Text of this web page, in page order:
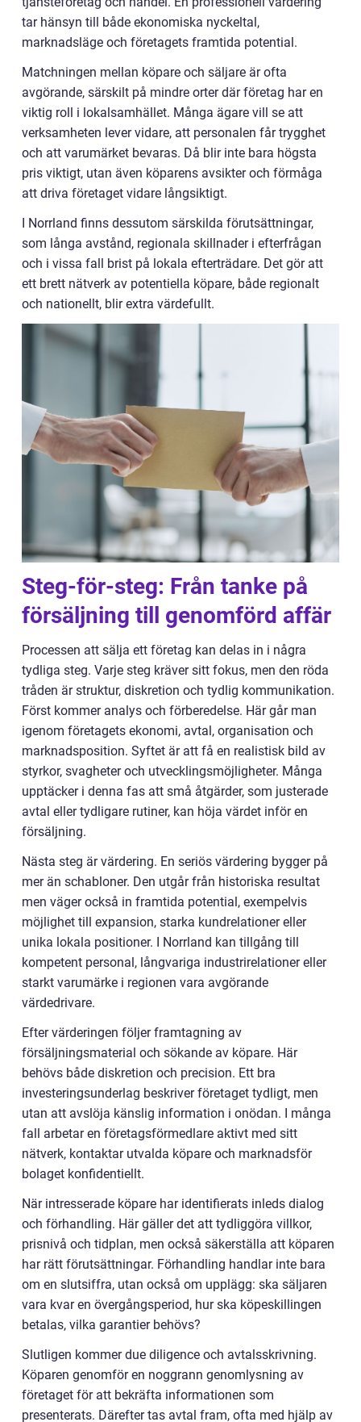
tar hänsyn till både ekonomiska nyckeltal,
marknadsläge och företagets framtida potential.
Matchningen mellan köpare och säljare är ofta
avgörande, särskilt på mindre orter där företag har en
viktig roll i lokalsamhället. Många ägare vill se att
verksamheten lever vidare, att personalen får trygghet
och att varumärket bevaras. Då blir inte bara högsta
pris viktigt, utan även köparens avsikter och förmåga
att driva företaget vidare långsiktigt.
I Norrland finns dessutom särskilda förutsättningar,
som långa avstånd, regionala skillnader i efterfrågan
och i vissa fall brist på lokala efterträdare. Det gör att
ett brett nätverk av potentiella köpare, både regionalt
och nationellt, blir extra värdefullt.
Steg-för-steg: Från tanke på
försäljning till genomförd affär
Processen att sälja ett företag kan delas in i några
tydliga steg. Varje steg kräver sitt fokus, men den röda
tråden är struktur, diskretion och tydlig kommunikation.
Först kommer analys och förberedelse. Här går man
igenom företagets ekonomi, avtal, organisation och
marknadsposition. Syftet är att få en realistisk bild av
styrkor, svagheter och utvecklingsmöjligheter. Många
upptäcker i denna fas att små åtgärder, som justerade
avtal eller tydligare rutiner, kan höja värdet inför en
försäljning.
Nästa steg är värdering. En seriös värdering bygger på
mer än schabloner. Den utgår från historiska resultat
men väger också in framtida potential, exempelvis
möjlighet till expansion, starka kundrelationer eller
unika lokala positioner. I Norrland kan tillgång till
kompetent personal, långvariga industrirelationer eller
starkt varumärke i regionen vara avgörande
värdedrivare.
Efter värderingen följer framtagning av
försäljningsmaterial och sökande av köpare. Här
behövs både diskretion och precision. Ett bra
investeringsunderlag beskriver företaget tydligt, men
utan att avslöja känslig information i onödan. I många
fall arbetar en företagsförmedlare aktivt med sitt
nätverk, kontaktar utvalda köpare och marknadsför
bolaget konfidentiellt.
När intresserade köpare har identifierats inleds dialog
och förhandling. Här gäller det att tydliggöra villkor,
prisnivå och tidplan, men också säkerställa att köparen
har rätt förutsättningar. Förhandling handlar inte bara
om en slutsiffra, utan också om upplägg: ska säljaren
vara kvar en övergångsperiod, hur ska köpeskillingen
betalas, vilka garantier behövs?
Slutligen kommer due diligence och avtalsskrivning.
Köparen genomför en noggrann genomlysning av
företaget för att bekräfta informationen som
presenterats. Därefter tas avtal fram, ofta med hjälp av